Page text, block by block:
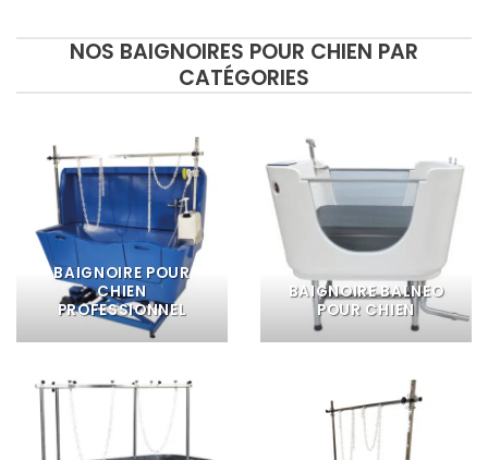
NOS BAIGNOIRES POUR CHIEN PAR
CATÉGORIES
BAIGNOIRE POUR
CHIEN
PROFESSIONNEL
BAIGNOIRE BALNEO
POUR CHIEN